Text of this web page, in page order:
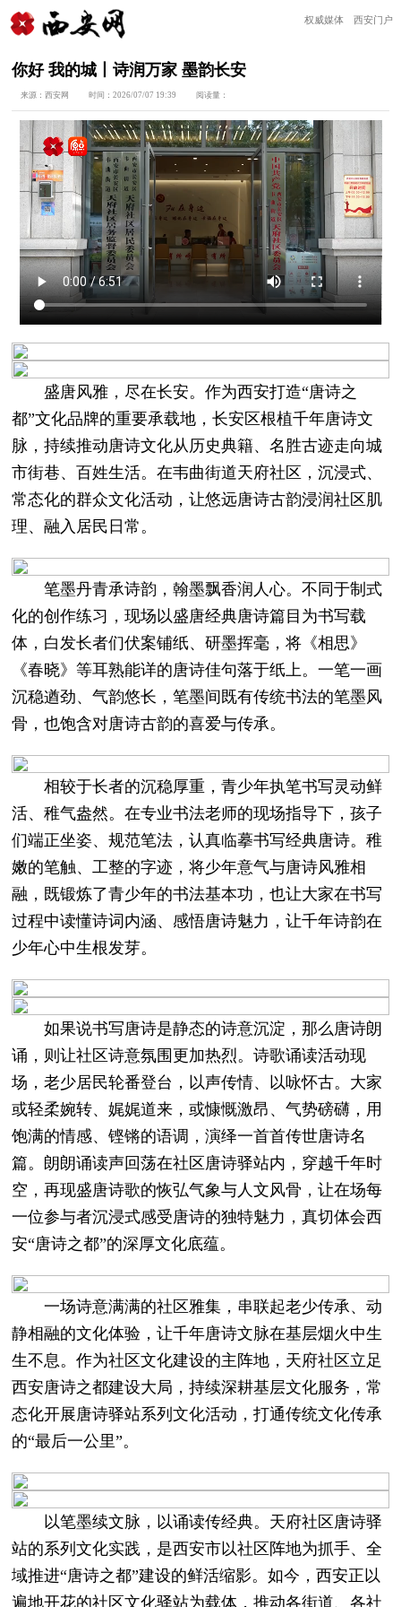
权威媒体 西安门户
你好 我的城丨诗润万家 墨韵长安
来源：西安网 时间：2026/07/07 19:39 阅读量：
盛唐风雅，尽在长安。作为西安打造“唐诗之
都”文化品牌的重要承载地，长安区根植千年唐诗文
脉，持续推动唐诗文化从历史典籍、名胜古迹走向城
市街巷、百姓生活。在韦曲街道天府社区，沉浸式、
常态化的群众文化活动，让悠远唐诗古韵浸润社区肌
理、融入居民日常。
笔墨丹青承诗韵，翰墨飘香润人心。不同于制式
化的创作练习，现场以盛唐经典唐诗篇目为书写载
体，白发长者们伏案铺纸、研墨挥毫，将《相思》
《春晓》等耳熟能详的唐诗佳句落于纸上。一笔一画
沉稳遒劲、气韵悠长，笔墨间既有传统书法的笔墨风
骨，也饱含对唐诗古韵的喜爱与传承。
相较于长者的沉稳厚重，青少年执笔书写灵动鲜
活、稚气盎然。在专业书法老师的现场指导下，孩子
们端正坐姿、规范笔法，认真临摹书写经典唐诗。稚
嫩的笔触、工整的字迹，将少年意气与唐诗风雅相
融，既锻炼了青少年的书法基本功，也让大家在书写
过程中读懂诗词内涵、感悟唐诗魅力，让千年诗韵在
少年心中生根发芽。
如果说书写唐诗是静态的诗意沉淀，那么唐诗朗
诵，则让社区诗意氛围更加热烈。诗歌诵读活动现
场，老少居民轮番登台，以声传情、以咏怀古。大家
或轻柔婉转、娓娓道来，或慷慨激昂、气势磅礴，用
饱满的情感、铿锵的语调，演绎一首首传世唐诗名
篇。朗朗诵读声回荡在社区唐诗驿站内，穿越千年时
空，再现盛唐诗歌的恢弘气象与人文风骨，让在场每
一位参与者沉浸式感受唐诗的独特魅力，真切体会西
安“唐诗之都”的深厚文化底蕴。
一场诗意满满的社区雅集，串联起老少传承、动
静相融的文化体验，让千年唐诗文脉在基层烟火中生
生不息。作为社区文化建设的主阵地，天府社区立足
西安唐诗之都建设大局，持续深耕基层文化服务，常
态化开展唐诗驿站系列文化活动，打通传统文化传承
的“最后一公里”。
以笔墨续文脉，以诵读传经典。天府社区唐诗驿
站的系列文化实践，是西安市以社区阵地为抓手、全
域推进“唐诗之都”建设的鲜活缩影。如今，西安正以
遍地开花的社区文化驿站为载体，推动各街道、各社